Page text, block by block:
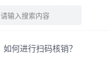
如何进行扫码核销？
请输入搜索内容